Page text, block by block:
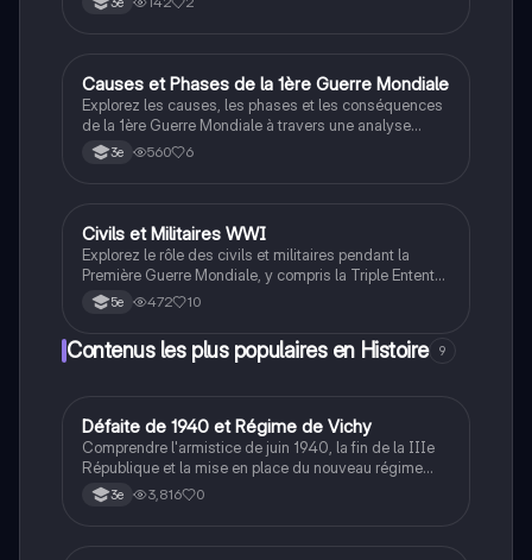
résumé couvre les batailles majeures, les conditions
Type: résumé historique.
Histoire
Causes et Phases de la 1ère Guerre Mondiale
Explorez les causes, les phases et les conséquences
de la 1ère Guerre Mondiale à travers une analyse
détaillée des événements clés, y compris l'assassinat
de François-Ferdinand, les batailles de Verdun et de
en histoire, offrant une vue d'ensemble des conflits
majeurs et de leurs impacts sur l'Europe.
3e 560 6
Histoire
Civils et Militaires WWI
Explorez le rôle des civils et militaires pendant la
Première Guerre Mondiale, y compris la Triple Entente
et la Triple Alliance, les conditions de vie dans les
tranchées, la bataille de Verdun, le Génocide
Arménien, et la Révolution Russe. Ce résumé met en
lumière les défis et les événements marquants de
5e 472 10
Contenus les plus populaires en Histoire 9
DHistoire
Défaite de 1940 et Régime de Vichy
Comprendre l'armistice de juin 1940, la fin de la IIIe
République et la mise en place du nouveau régime
autoritaire de Philippe Pétain.
3e 3,816 0